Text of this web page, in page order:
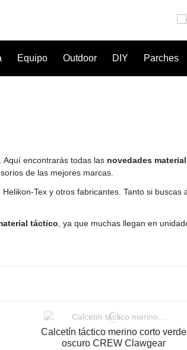
Equipo Outdoor DIY Parches
Aquí encontrarás todas las novedades
de las mejores marcas.
Helikon-Tex y otros fabricantes. Tanto si buscas
táctico , ya que muchas llegan en
Calcetín táctico merino corto verde
oscuro CREW Clawgear